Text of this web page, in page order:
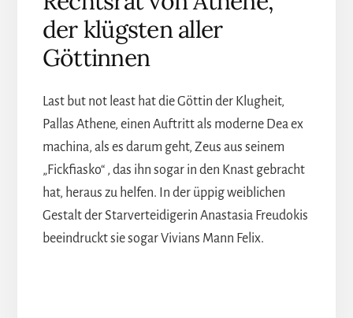
der klügsten aller
Göttinnen
Last but not least hat die Göttin der Klugheit,
Pallas Athene, einen Auftritt als moderne Dea ex
machina, als es darum geht, Zeus aus seinem
„Fickfiasko“ , das ihn sogar in den Knast gebracht
hat, heraus zu helfen. In der üppig weiblichen
Gestalt der Starverteidigerin Anastasia Freudokis
beeindruckt sie sogar Vivians Mann Felix.